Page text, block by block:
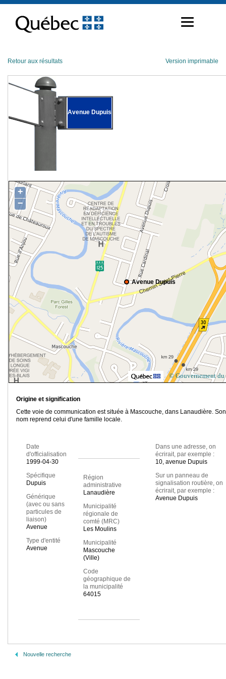
contenu
Retour aux résultats Version imprimable
Avenue Dupuis
Avenue Dupuis
+
−
© Gouvernement du
Origine et signification
Cette voie de communication est située à Mascouche, dans Lanaudière. Son
nom reprend celui d'une famille locale.
Date
d'officialisation
1999-04-30
Spécifique
Dupuis
Générique
(avec ou sans
particules de
liaison)
Avenue
Type d'entité
Avenue
Région
administrative
Lanaudière
Municipalité
régionale de
comté (MRC)
Les Moulins
Municipalité
Mascouche
(Ville)
Code
géographique de
la municipalité
64015
Dans une adresse, on
écrirait, par exemple :
10, avenue Dupuis
Sur un panneau de
signalisation routière, on
écrirait, par exemple :
Avenue Dupuis
Nouvelle recherche